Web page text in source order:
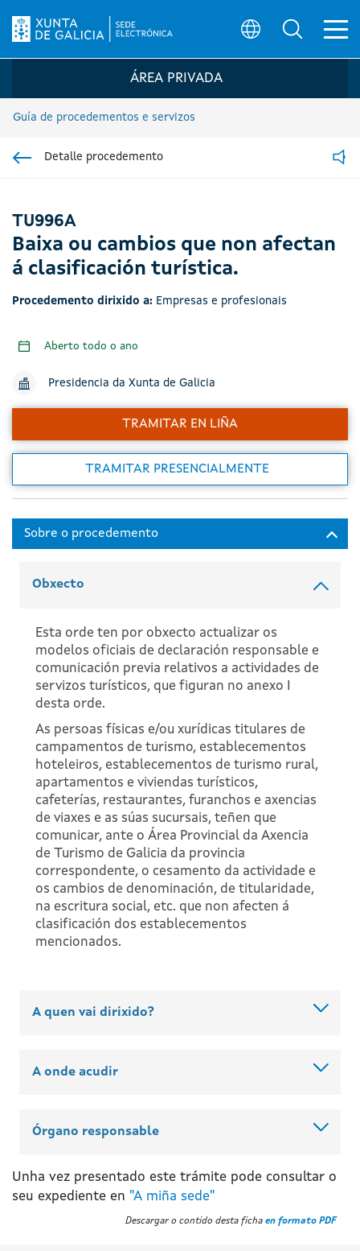
Logo da Sede electrónica da Xunta de
ÁREA PRIVADA
Guía de procedementos e servizos
Detalle procedemento
TU996A
Baixa ou cambios que non afectan
á clasificación turística.
Procedemento dirixido a: Empresas e profesionais
Aberto todo o ano
Presidencia da Xunta de Galicia
TRAMITAR EN LIÑA
TRAMITAR PRESENCIALMENTE
Obxecto
Esta orde ten por obxecto actualizar os
modelos oficiais de declaración responsable e
comunicación previa relativos a actividades de
servizos turísticos, que figuran no anexo I
desta orde.
As persoas físicas e/ou xurídicas titulares de
campamentos de turismo, establecementos
hoteleiros, establecementos de turismo rural,
apartamentos e viviendas turísticos,
cafeterías, restaurantes, furanchos e axencias
de viaxes e as súas sucursais, teñen que
comunicar, ante o Área Provincial da Axencia
de Turismo de Galicia da provincia
correspondente, o cesamento da actividade e
os cambios de denominación, de titularidade,
na escritura social, etc. que non afecten á
clasificación dos establecementos
mencionados.
A quen vai dirixido?
A onde acudir
Órgano responsable
Unha vez presentado este trámite pode consultar o
seu expediente en "A miña sede"
Descargar o contido desta ficha en formato PDF